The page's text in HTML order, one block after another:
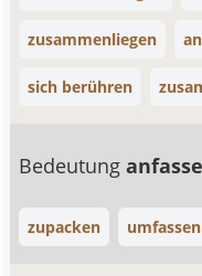
zusammenliegen
sich berühren
Bedeutung
zupacken umfassen